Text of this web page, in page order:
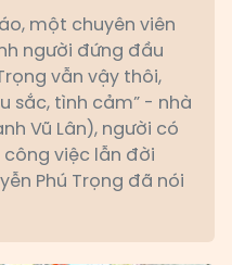
một chuyên viên
người đứng đầu
vẫn vậy thôi,
sắc, tình cảm” - nhà
Vũ Lân), người có
việc lẫn đời
Phú Trọng đã nói